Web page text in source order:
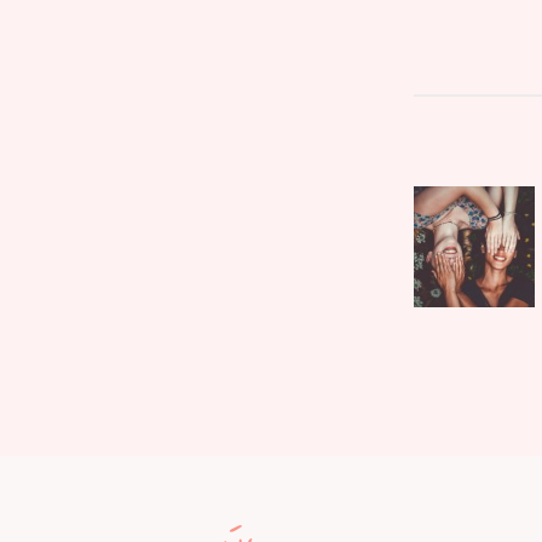
文
章
導
覽
Parent
post: